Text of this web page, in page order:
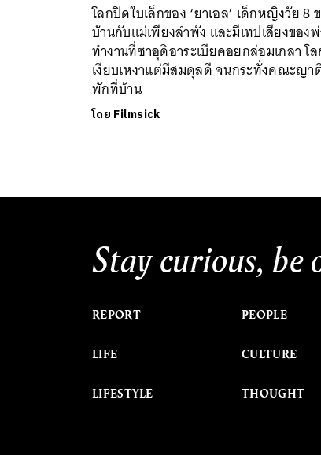
โลกปิดใบเล็กของ ‘ยาเอล’ เด็กหญิงวัย 8
บ้านกับแม่เพียงลำพัง และมีเทปเสียงของ
ทำงานที่ซาอุดิอาระเบียคอยกล่อมเกลา โล
เงียบเหงาแต่มีสมดุลดี จนกระทั่งคณะญา
พักที่บ้าน
โดย Filmsick
Stay curious, be
REPORT
LIFE
LIFESTYLE
PEOPLE
CULTURE
THOUGHT